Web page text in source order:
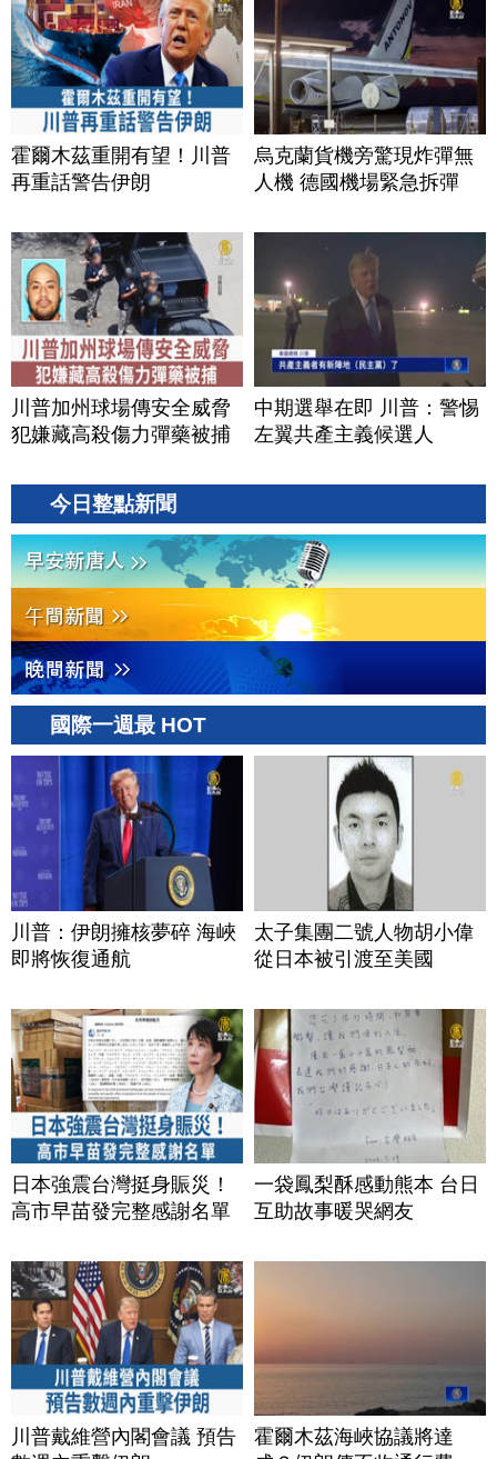
霍爾木茲重開有望！川普
再重話警告伊朗
烏克蘭貨機旁驚現炸彈無
人機 德國機場緊急拆彈
川普加州球場傳安全威脅
犯嫌藏高殺傷力彈藥被捕
中期選舉在即 川普：警惕
左翼共產主義候選人
今日整點新聞
國際一週最 HOT
川普：伊朗擁核夢碎 海峽
即將恢復通航
太子集團二號人物胡小偉
從日本被引渡至美國
日本強震台灣挺身賑災！
高市早苗發完整感謝名單
一袋鳳梨酥感動熊本 台日
互助故事暖哭網友
川普戴維營內閣會議 預告
霍爾木茲海峽協議將達